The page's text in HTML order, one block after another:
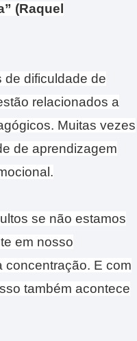
(Raquel
de dificuldade de
relacionados a
Muitas vezes
de aprendizagem
se não estamos
em nosso
concentração. E com
também acontece